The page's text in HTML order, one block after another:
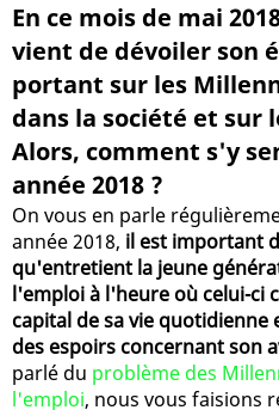
En ce mois de mai
vient de dévoiler son
portant sur les
dans la société et sur
Alors, comment s'y
année 2018 ?
On vous en parle
année 2018, il est important
qu'entretient la jeune
l'emploi à l'heure où celui-ci
capital de sa vie
des espoirs concernant son
parlé du problème des
l'emploi, nous vous faisions